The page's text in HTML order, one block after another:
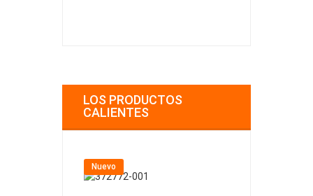
LOS PRODUCTOS
CALIENTES
Nuevo